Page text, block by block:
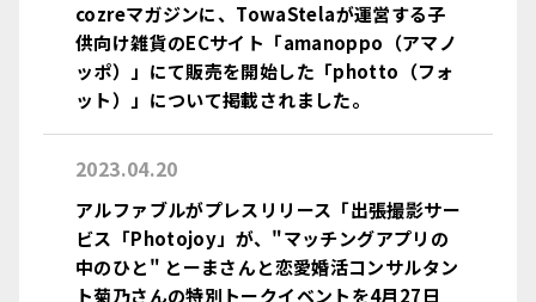
cozreマガジンに、TowaStelaが運営する子
供向け雑貨のECサイト「amanoppo（アマノ
ッポ）」にて販売を開始した「photto（フォ
ット）」について掲載されました。
2023.04.20
アルファブルがプレスリリース「出張撮影サー
ビス「Photojoy」が、"マッチングアプリの
中のひと" とーまさんと恋愛婚活コンサルタン
ト菊乃さんの特別トークイベントを4月27日